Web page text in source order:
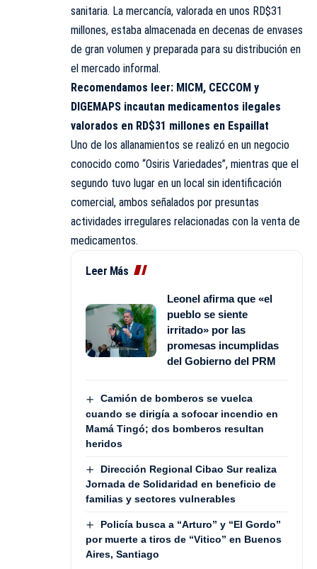
sanitaria. La mercancía, valorada en unos RD$31
millones, estaba almacenada en decenas de envases
de gran volumen y preparada para su distribución en
el mercado informal.
Recomendamos leer: MICM, CECCOM y
DIGEMAPS incautan medicamentos ilegales
valorados en RD$31 millones en Espaillat
Uno de los allanamientos se realizó en un negocio
conocido como “Osiris Variedades”, mientras que el
segundo tuvo lugar en un local sin identificación
comercial, ambos señalados por presuntas
actividades irregulares relacionadas con la venta de
medicamentos.
Leer Más
Leonel afirma que «el
pueblo se siente
irritado» por las
promesas incumplidas
del Gobierno del PRM
Camión de bomberos se vuelca
cuando se dirigía a sofocar incendio en
Mamá Tingó; dos bomberos resultan
heridos
Dirección Regional Cibao Sur realiza
Jornada de Solidaridad en beneficio de
familias y sectores vulnerables
Policía busca a “Arturo” y “El Gordo”
por muerte a tiros de “Vitico” en Buenos
Aires, Santiago